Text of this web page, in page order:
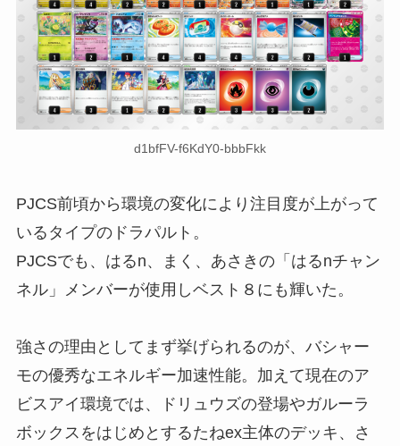
d1bfFV-f6KdY0-bbbFkk
PJCS前頃から環境の変化により注目度が上がって
いるタイプのドラパルト。
PJCSでも、はるn、まく、あさきの「はるnチャン
ネル」メンバーが使用しベスト８にも輝いた。
強さの理由としてまず挙げられるのが、バシャー
モの優秀なエネルギー加速性能。加えて現在のア
ビスアイ環境では、ドリュウズの登場やガルーラ
ボックスをはじめとするたねex主体のデッキ、さ